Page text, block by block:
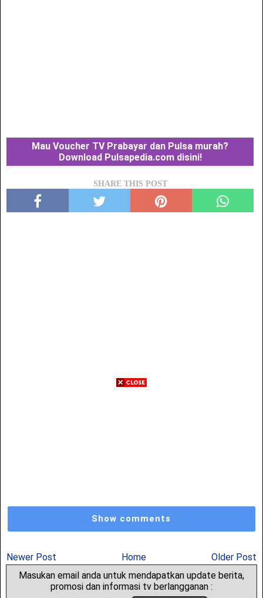
Mau Voucher TV Prabayar dan Pulsa murah?
Download Pulsapedia.com disini!
SHARE THIS POST
Show comments
Newer Post Home
Older Post
Masukan email anda untuk mendapatkan update berita,
promosi dan informasi tv berlangganan :